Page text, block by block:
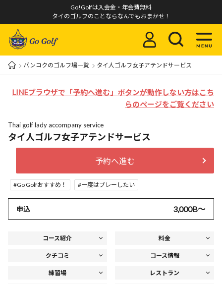
Go!Golfは入会金・年会費無料
タイのゴルフのことならなんでもおまかせ！
バンコクのゴルフ場一覧 タイ人ゴルフ女子アテンドサービス
LINEブラウザで「予約へ進む」ボタンが動作しない方はこち
らのページをご覧ください
Thai golf lady accompany service
タイ人ゴルフ女子アテンドサービス
予約へ進む
Go Golfおすすめ！ 一度はプレーしたい
申込 3,000B〜
コース紹介 料金
クチコミ コース情報
練習場 レストラン